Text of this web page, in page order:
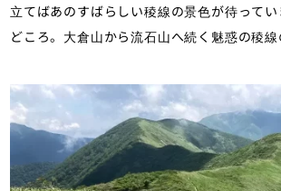
立てばあのすばらしい稜線の景色が待って
どころ。大倉山から流石山へ続く魅惑の稜線